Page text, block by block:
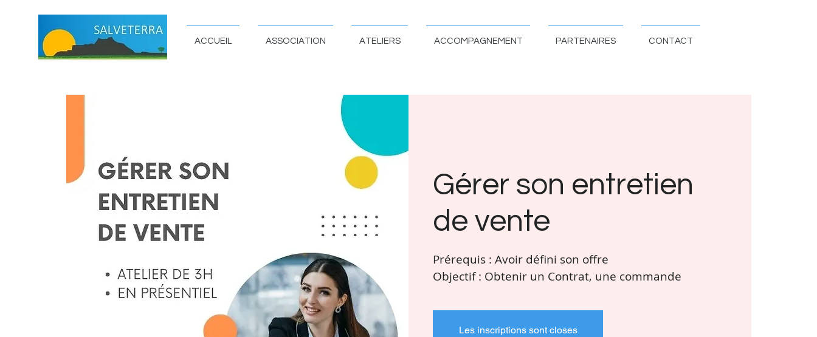
ACCUEIL ASSOCIATION ATELIERS ACCOMPAGNEMENT PARTENAIRES CONTACT
Gérer son entretien
de vente
Prérequis : Avoir défini son offre
Objectif : Obtenir un Contrat, une commande
Les inscriptions sont closes